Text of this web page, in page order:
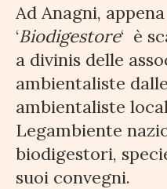
Ad Anagni,
‘Biodigestore‘ è
a divinis delle
ambientaliste
ambientaliste
Legambiente
biodigestori,
suoi convegni.